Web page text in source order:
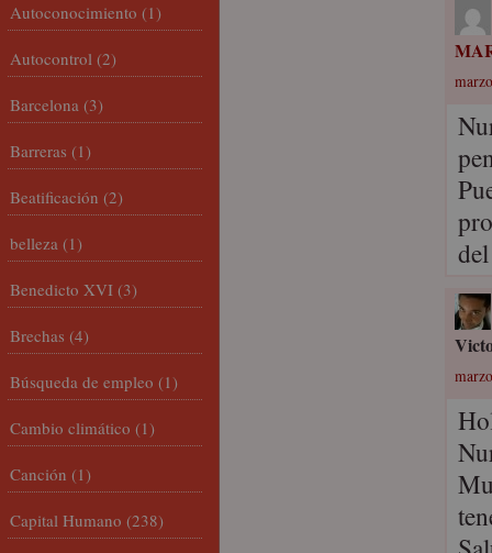
Autoconocimiento (1)
Autocontrol (2)
Barcelona (3)
Barreras (1)
Beatificación (2)
belleza (1)
Benedicto XVI (3)
Brechas (4)
Búsqueda de empleo (1)
Cambio climático (1)
Canción (1)
Capital Humano (238)